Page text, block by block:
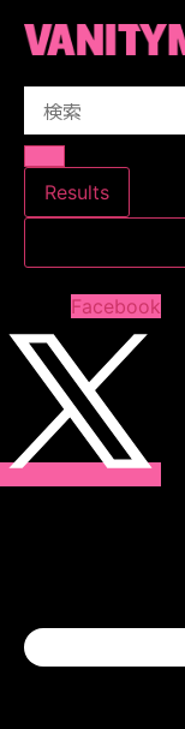
Results
Facebook